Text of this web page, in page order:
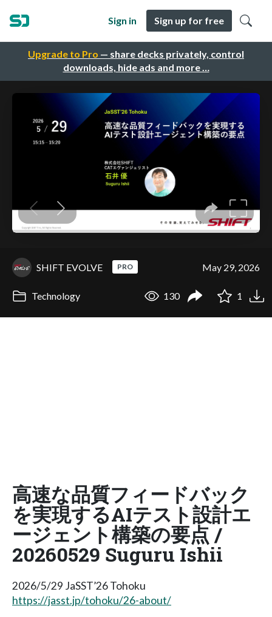
Upgrade to Pro — share decks privately, control
downloads, hide ads and more …
Sign in Sign up for free
SHIFT EVOLVE PRO May 29, 2026
Technology 130 1
高速な品質フィードバック
を実現するAIテスト設計エ
ージェント構築の要点 /
20260529 Suguru Ishii
2026/5/29 JaSST’26 Tohoku
https://jasst.jp/tohoku/26-about/